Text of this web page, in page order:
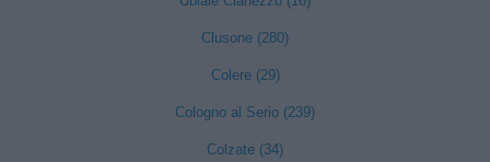
Clusone (280)
Colere (29)
Cologno al Serio (239)
Colzate (34)